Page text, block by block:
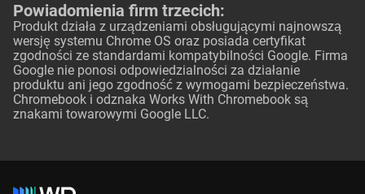
Powiadomienia firm trzecich:
Produkt działa z urządzeniami obsługującymi najnowszą
wersję systemu Chrome OS oraz posiada certyfikat
zgodności ze standardami kompatybilności Google. Firma
Google nie ponosi odpowiedzialności za działanie
produktu ani jego zgodność z wymogami bezpieczeństwa.
Chromebook i odznaka Works With Chromebook są
znakami towarowymi Google LLC.